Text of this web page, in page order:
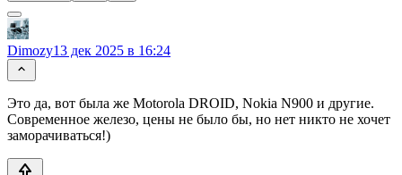
Dimozy13 дек 2025 в 16:24
Это да, вот была же Motorola DROID, Nokia N900 и другие.
Современное железо, цены не было бы, но нет никто не хочет
заморачиваться!)